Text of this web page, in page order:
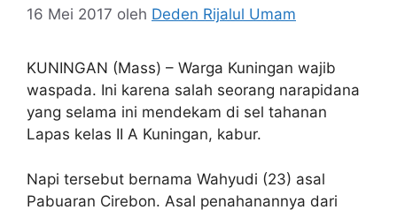
16 Mei 2017 oleh Deden Rijalul Umam
KUNINGAN (Mass) – Warga Kuningan wajib
waspada. Ini karena salah seorang narapidana
yang selama ini mendekam di sel tahanan
Lapas kelas II A Kuningan, kabur.
Napi tersebut bernama Wahyudi (23) asal
Pabuaran Cirebon. Asal penahanannya dari